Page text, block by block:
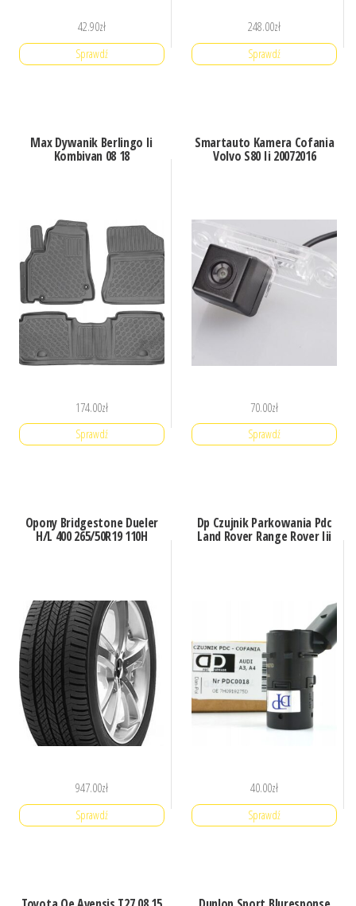
42.90zł
Sprawdź
248.00zł
Sprawdź
Max Dywanik Berlingo Ii
Kombivan 08 18
174.00zł
Sprawdź
Smartauto Kamera Cofania
Volvo S80 Ii 20072016
70.00zł
Sprawdź
Opony Bridgestone Dueler
H/L 400 265/50R19 110H
947.00zł
Sprawdź
Dp Czujnik Parkowania Pdc
Land Rover Range Rover Iii
40.00zł
Sprawdź